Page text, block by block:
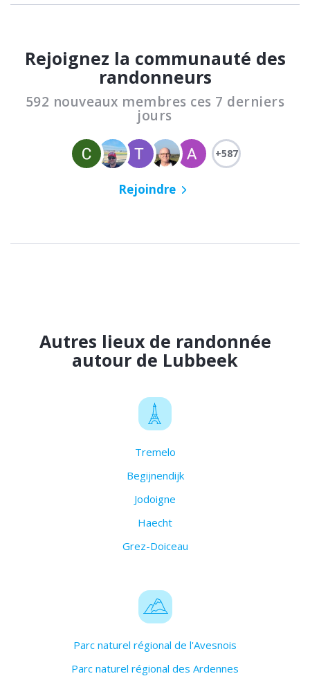
Rejoignez la communauté des
randonneurs
592 nouveaux membres ces 7 derniers
jours
+587
Rejoindre
Autres lieux de randonnée
autour de Lubbeek
Tremelo
Begijnendijk
Jodoigne
Haecht
Grez-Doiceau
Parc naturel régional de l'Avesnois
Parc naturel régional des Ardennes